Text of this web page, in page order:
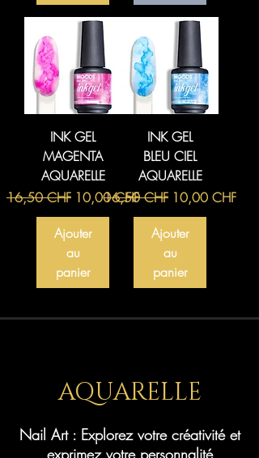
INK GEL
MAGENTA
AQUARELLE
Prix original
16,50 CHF Prix promotionnel
10,00 CHF
Ajouter
au
panier
INK GEL
BLEU CIEL
AQUARELLE
Prix original
16,50 CHF Prix promotionnel
10,00 CHF
Ajouter
au
panier
AQUARELLE
Nail Art : Explorez votre créativité et
exprimez votre personnalité